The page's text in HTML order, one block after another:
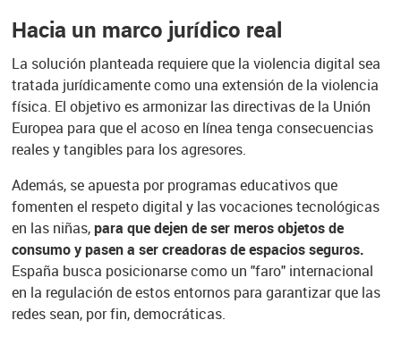
Hacia un marco jurídico real
La solución planteada requiere que la violencia digital sea
tratada jurídicamente como una extensión de la violencia
física. El objetivo es armonizar las directivas de la Unión
Europea para que el acoso en línea tenga consecuencias
reales y tangibles para los agresores.
Además, se apuesta por programas educativos que
fomenten el respeto digital y las vocaciones tecnológicas
en las niñas,para que dejen de ser meros objetos de
consumo y pasen a ser creadoras de espacios seguros.
España busca posicionarse como un "faro" internacional
en la regulación de estos entornos para garantizar que las
redes sean, por fin, democráticas.